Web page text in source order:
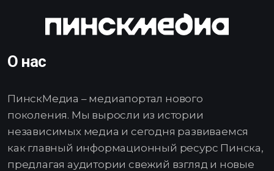
О нас
ПинскМедиа – медиапортал нового
поколения. Мы выросли из истории
независимых медиа и сегодня развиваемся
как главный информационный ресурс Пинска,
предлагая аудитории свежий взгляд и новые